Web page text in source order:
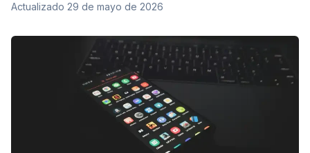
Actualizado 29 de mayo de 2026